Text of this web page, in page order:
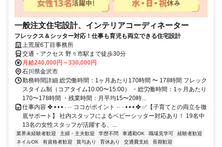
一般注文住宅設計、インテリアコーディネーター
フレックス＆シッター対応！仕事も育児も両立できる住宅設計
上荒屋6丁目事務所
交通・アクセス 野々市駅まで徒歩30分
月給240,000円～330,000円
石川県金沢市
勤務時間詳細 総労働時間：1ヶ月あたり170時間 〜 178時間 フレック
スタイム制（コアタイム10:00〜15:00） ・総労働時間：1ヶ月あたり
170〜178時間 ・残業時間：月平均15〜20時...
仕事内容 ✤ • • • · ·· ココがポイント ·· · • • • ✤ ✅【子育てとの両立を徹
底サポート】 社内スタッフによるベビーシッター対応あり！ 19名中
13名の女性スタッフが活躍する、...
業界未経験者歓迎 主婦・主夫歓迎 学歴不問 車通勤OK 職場見学可
経験者歓迎
ネイルOK
有資格者歓迎 賞与あり 育休あり 交通費支給
長期歓迎